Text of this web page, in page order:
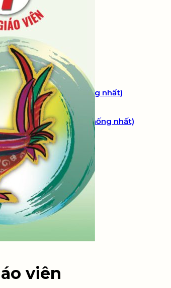
Thống nhất)
Bộ SGK thống nhất)
Thống nhất)
(Cho bộ SGK Thống nhất)
Thống nhất)
SGK Thống nhất)
Giá (Cho bộ SGK Thống nhất)
thêm
cứu
Việt
viên